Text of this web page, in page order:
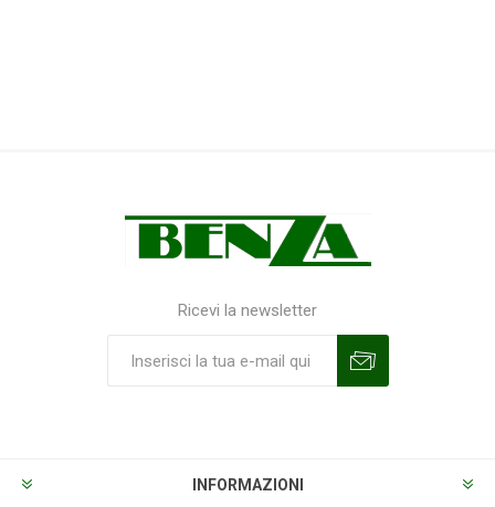
Ricevi la newsletter
INFORMAZIONI